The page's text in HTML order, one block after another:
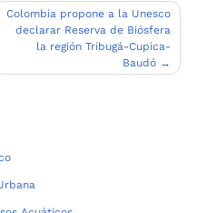
Colombia propone a la Unesco
declarar Reserva de Biósfera
la región Tribugá-Cupica-
Baudó